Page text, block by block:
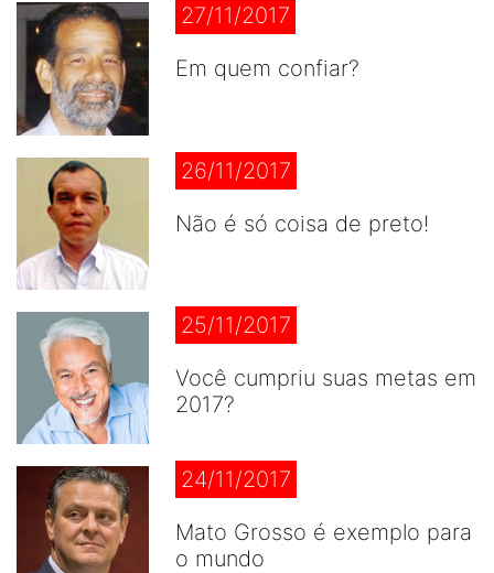
27/11/2017
Em quem confiar?
26/11/2017
Não é só coisa de preto!
25/11/2017
Você cumpriu suas metas em
2017?
24/11/2017
Mato Grosso é exemplo para
o mundo